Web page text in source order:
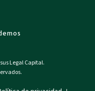
Legal Capital.